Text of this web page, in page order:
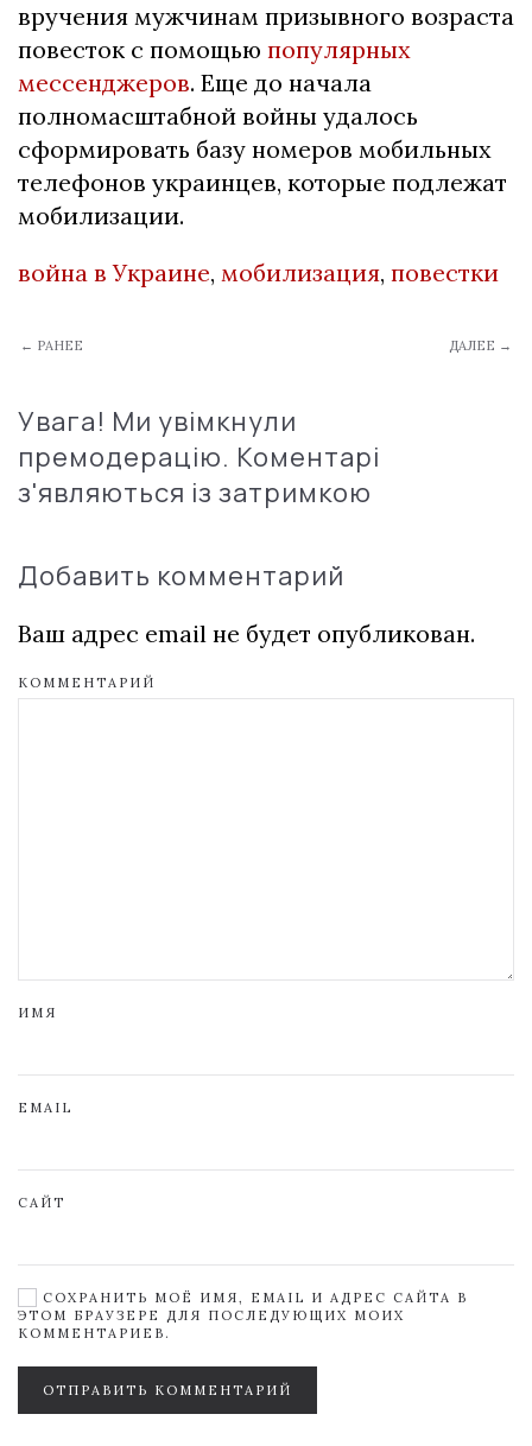
вручения мужчинам призывного возраста
повесток с помощью популярных
мессенджеров. Еще до начала
полномасштабной войны удалось
сформировать базу номеров мобильных
телефонов украинцев, которые подлежат
мобилизации.
война в Украине, мобилизация, повестки
← РАНЕЕ ДАЛЕЕ →
Увага! Ми увімкнули
премодерацію. Коментарі
з'являються із затримкою
Добавить комментарий
Ваш адрес email не будет опубликован.
КОММЕНТАРИЙ
ИМЯ
EMAIL
САЙТ
СОХРАНИТЬ МОЁ ИМЯ, EMAIL И АДРЕС САЙТА В
ЭТОМ БРАУЗЕРЕ ДЛЯ ПОСЛЕДУЮЩИХ МОИХ
КОММЕНТАРИЕВ.
ОТПРАВИТЬ КОММЕНТАРИЙ